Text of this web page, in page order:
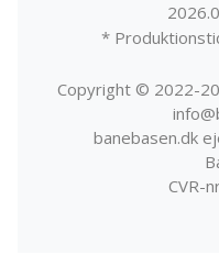
*
Copyright © 2022-
banebasen.dk
CVR-